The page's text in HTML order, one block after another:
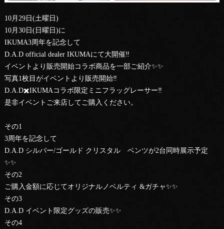
10月29日(土曜日)
10月30日(日曜日)に
IKUMA3周年を記念して
D.A.D official dealer IKUMAにて大開催‼️
イベントより販売開始コラボ商品を一部ご紹介✨✨
写真1枚目がイベントより販売開始‼︎
D.A.D✖️IKUMAコラボ限定ミニフラッグレーサー‼️
是非イベントご来店してご購入ください。
その1
3周年を記念して
D.A.D シルバー/ゴールド クリスタル ベンツが2台同時展示予定
✨✨
その2
ご購入金額に応じてオリジナルノベルティ &ガチャ✨✨
その3
D.A.D イベント限定グッズの販売✨✨
その4